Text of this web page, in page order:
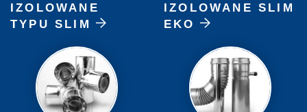
IZOLOWANE
TYPU SLIM
IZOLOWANE SLIM
EKO